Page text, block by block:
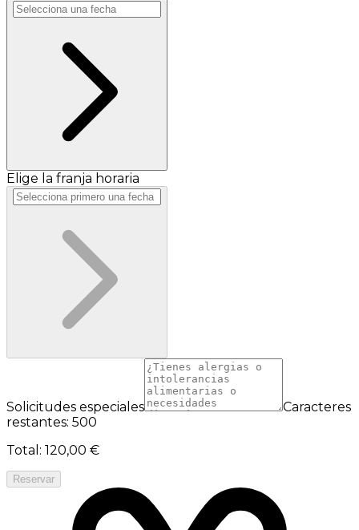
Elige la franja horaria
Solicitudes especiales
Caracteres
restantes: 500
Total : 120,00 €
Reservar